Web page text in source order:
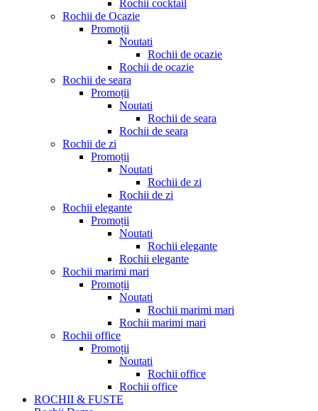
Rochii cocktail
Rochii de Ocazie
Promoții
Noutati
Rochii de ocazie
Rochii de ocazie
Rochii de seara
Promoții
Noutati
Rochii de seara
Rochii de seara
Rochii de zi
Promoții
Noutati
Rochii de zi
Rochii de zi
Rochii elegante
Promoții
Noutati
Rochii elegante
Rochii elegante
Rochii marimi mari
Promoții
Noutati
Rochii marimi mari
Rochii marimi mari
Rochii office
Promoții
Noutati
Rochii office
Rochii office
ROCHII & FUSTE